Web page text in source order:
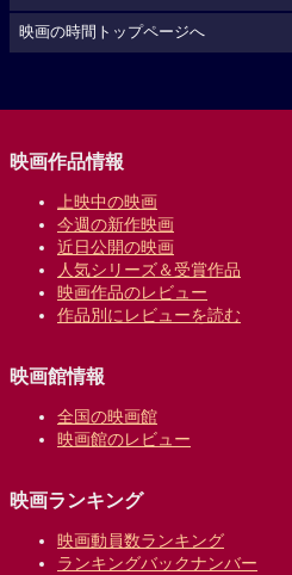
映画の時間トップページへ
映画作品情報
上映中の映画
今週の新作映画
近日公開の映画
人気シリーズ＆受賞作品
映画作品のレビュー
作品別にレビューを読む
映画館情報
全国の映画館
映画館のレビュー
映画ランキング
映画動員数ランキング
ランキングバックナンバー